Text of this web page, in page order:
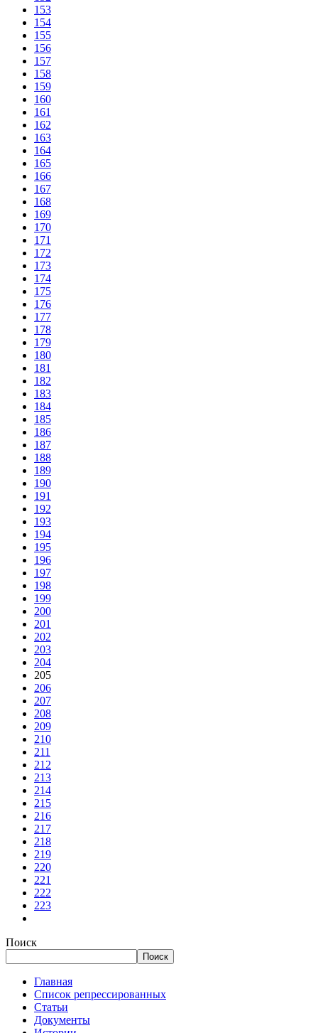
153
154
155
156
157
158
159
160
161
162
163
164
165
166
167
168
169
170
171
172
173
174
175
176
177
178
179
180
181
182
183
184
185
186
187
188
189
190
191
192
193
194
195
196
197
198
199
200
201
202
203
204
205
206
207
208
209
210
211
212
213
214
215
216
217
218
219
220
221
222
223
Поиск
Поиск
Главная
Список репрессированных
Статьи
Документы